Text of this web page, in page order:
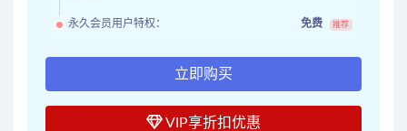
永久会员用户特权： 免费 推荐
立即购买
VIP享折扣优惠